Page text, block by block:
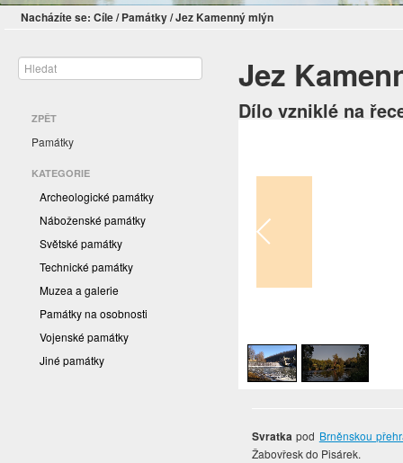
Nacházíte se: Cíle/ Památky/Jez Kamenný mlýn
ZPĚT
Památky
KATEGORIE
Archeologické památky
Náboženské památky
Světské památky
Technické památky
Muzea a galerie
Památky na osobnosti
Vojenské památky
Jiné památky
Jez
Dílo vzniklé na
Svratka pod Brněnskou
Žabovřesk do Pisárek.